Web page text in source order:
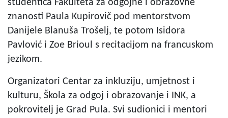
studentica Fakulteta za odgojne i obrazovne
znanosti Paula Kupirovič pod mentorstvom
Danijele Blanuša Trošelj, te potom Isidora
Pavlović i Zoe Brioul s recitacijom na francuskom
jezikom.
Organizatori Centar za inkluziju, umjetnost i
kulturu, Škola za odgoj i obrazovanje i INK, a
pokrovitelj je Grad Pula. Svi sudionici i mentori